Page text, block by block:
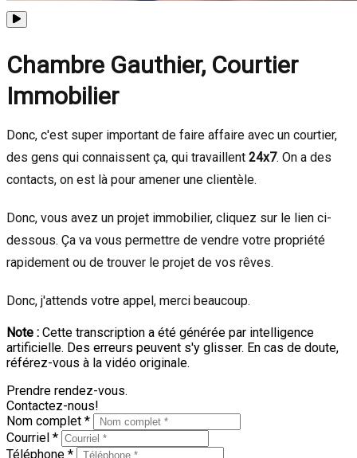
Chambre Gauthier, Courtier
Immobilier
Donc, c'est super important de faire affaire avec un courtier,
des gens qui connaissent ça, qui travaillent 24x7. On a des
contacts, on est là pour amener une clientèle.
Donc, vous avez un projet immobilier, cliquez sur le lien ci-
dessous. Ça va vous permettre de vendre votre propriété
rapidement ou de trouver le projet de vos rêves.
Donc, j'attends votre appel, merci beaucoup.
Note : Cette transcription a été générée par intelligence
artificielle. Des erreurs peuvent s'y glisser. En cas de doute,
référez-vous à la vidéo originale.
Prendre rendez-vous.
Contactez-nous!
Nom complet *
Courriel *
Téléphone *